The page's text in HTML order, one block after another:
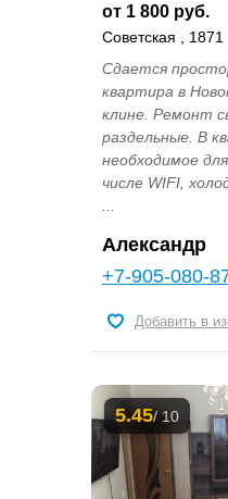
от 1 800 руб.
Советская , 1871
Сдается
квартира в
клине. Ремонт
раздельные. В
необходимое
числе WIFI,
...
Александр
+7-905-080-
Добавить в
5.45/ 10